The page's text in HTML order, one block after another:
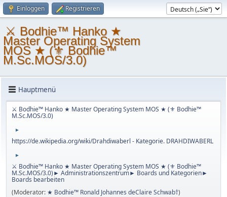
Einloggen Registrieren
⚔ Bodhie™ Hanko ★
Master Operating System
MOS ★ (⚜ Bodhie™
M.Sc.MOS/3.0)
Hauptmenü
⚔ Bodhie™ Hanko ★ Master Operating System MOS ★ (⚜ Bodhie™
M.Sc.MOS/3.0)
►
https://de.wikipedia.org/wiki/Drahdiwaberl - Kategorie. DRAHDIWABERL
►
⚔ Bodhie™ Hanko ★ Master Operating System MOS ★ (⚜ Bodhie™
M.Sc.MOS/3.0)► Administrationszentrum► Boards und Kategorien►
Boards bearbeiten
(Moderator: ★ Bodhie™ Ronald Johannes deClaire Schwab†)